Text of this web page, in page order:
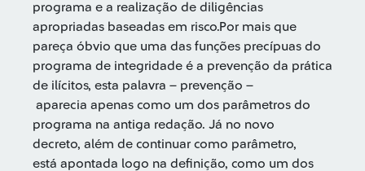
programa e a realização de diligências
apropriadas baseadas em risco. ​Por mais que
pareça óbvio que uma das funções precípuas do
programa de integridade é a prevenção da prática
de ilícitos, esta palavra – prevenção –
aparecia apenas como um dos parâmetros do
programa na antiga redação. Já no novo
decreto, além de continuar como parâmetro,
está apontada logo na definição, como um dos